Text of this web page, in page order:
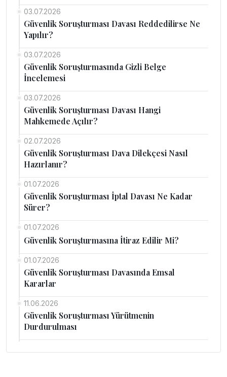
03.07.2026
Güvenlik Soruşturması Davası Reddedilirse Ne
Yapılır?
03.07.2026
Güvenlik Soruşturmasında Gizli Belge
İncelemesi
03.07.2026
Güvenlik Soruşturması Davası Hangi
Mahkemede Açılır?
02.07.2026
Güvenlik Soruşturması Dava Dilekçesi Nasıl
Hazırlanır?
01.07.2026
Güvenlik Soruşturması İptal Davası Ne Kadar
Sürer?
01.07.2026
Güvenlik Soruşturmasına İtiraz Edilir Mi?
01.07.2026
Güvenlik Soruşturması Davasında Emsal
Kararlar
11.06.2026
Güvenlik Soruşturması Yürütmenin
Durdurulması